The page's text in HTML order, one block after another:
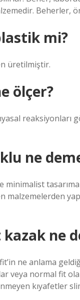
Beherler,
mi?
üretilmiştir.
ölçer?
reaksiyonları
ne
minimalist
malzemelerden
ne
ne anlama
veya normal fit
kıyafetler